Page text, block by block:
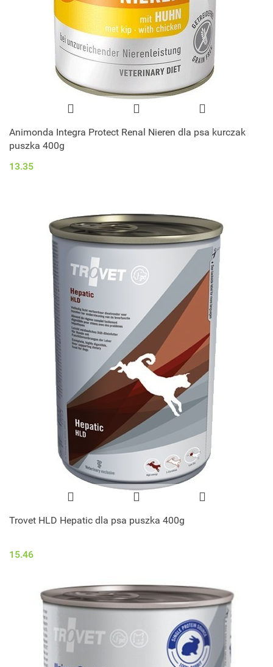
Animonda Integra Protect Renal Nieren dla psa kurczak
puszka 400g
13.35
Trovet HLD Hepatic dla psa puszka 400g
15.46